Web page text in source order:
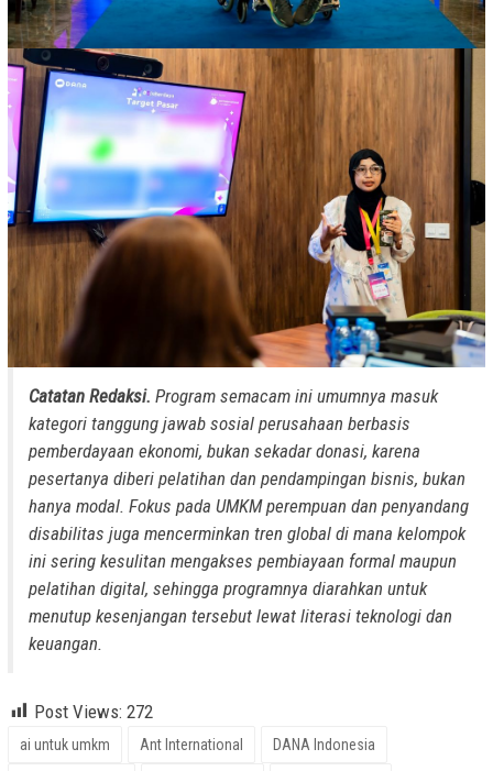
Catatan Redaksi. Program semacam ini umumnya masuk
kategori tanggung jawab sosial perusahaan berbasis
pemberdayaan ekonomi, bukan sekadar donasi, karena
pesertanya diberi pelatihan dan pendampingan bisnis, bukan
hanya modal. Fokus pada UMKM perempuan dan penyandang
disabilitas juga mencerminkan tren global di mana kelompok
ini sering kesulitan mengakses pembiayaan formal maupun
pelatihan digital, sehingga programnya diarahkan untuk
menutup kesenjangan tersebut lewat literasi teknologi dan
keuangan.
Post Views: 272
ai untuk umkm Ant International DANA Indonesia